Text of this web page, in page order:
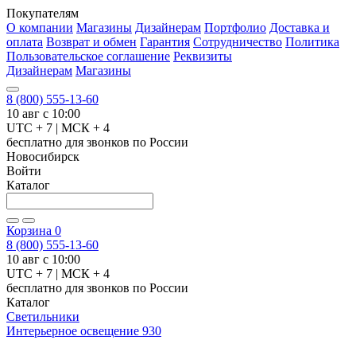
Покупателям
О компании Магазины Дизайнерам Портфолио Доставка и
оплата Возврат и обмен Гарантия Сотрудничество Политика
Пользовательское соглашение Реквизиты
Дизайнерам Магазины
8 (800) 555-13-60
10 авг с 10:00
UTC + 7 | МСК + 4
бесплатно для звонков по России
Новосибирск
Войти
Каталог
Корзина 0
8 (800) 555-13-60
10 авг с 10:00
UTC + 7 | МСК + 4
бесплатно для звонков по России
Каталог
Светильники
Интерьерное освещение 930